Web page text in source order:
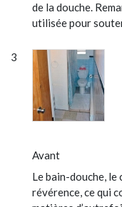
de la douche.
utilisée pour
Avant
Le bain-douche,
révérence, ce qui